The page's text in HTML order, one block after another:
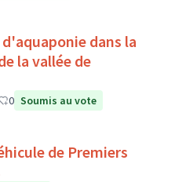
dans la
la vallée de
0 Soumis au vote
de Premiers